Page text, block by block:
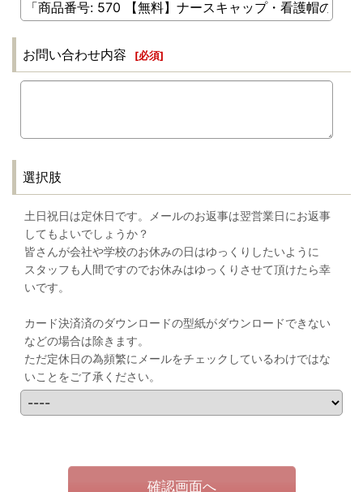
お問い合わせ内容 [必須]
選択肢
土日祝日は定休日です。メールのお返事は翌営業日にお返事
してもよいでしょうか？
皆さんが会社や学校のお休みの日はゆっくりしたいように
スタッフも人間ですのでお休みはゆっくりさせて頂けたら幸
いです。
カード決済済のダウンロードの型紙がダウンロードできない
などの場合は除きます。
ただ定休日の為頻繁にメールをチェックしているわけではな
いことをご了承ください。
確認画面へ